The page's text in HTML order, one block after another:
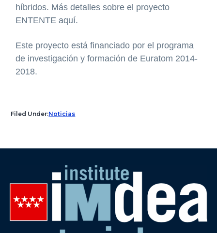
híbridos. Más detalles sobre el proyecto
ENTENTE aquí.
Este proyecto está financiado por el programa
de investigación y formación de Euratom 2014-
2018.
Filed Under:Noticias